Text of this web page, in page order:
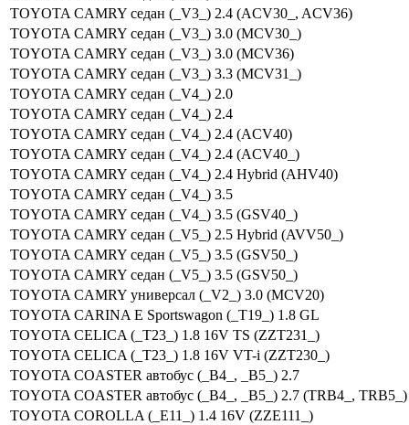
TOYOTA CAMRY седан (_V3_) 2.4 (ACV30_, ACV36)
TOYOTA CAMRY седан (_V3_) 3.0 (MCV30_)
TOYOTA CAMRY седан (_V3_) 3.0 (MCV36)
TOYOTA CAMRY седан (_V3_) 3.3 (MCV31_)
TOYOTA CAMRY седан (_V4_) 2.0
TOYOTA CAMRY седан (_V4_) 2.4
TOYOTA CAMRY седан (_V4_) 2.4 (ACV40)
TOYOTA CAMRY седан (_V4_) 2.4 (ACV40_)
TOYOTA CAMRY седан (_V4_) 2.4 Hybrid (AHV40)
TOYOTA CAMRY седан (_V4_) 3.5
TOYOTA CAMRY седан (_V4_) 3.5 (GSV40_)
TOYOTA CAMRY седан (_V5_) 2.5 Hybrid (AVV50_)
TOYOTA CAMRY седан (_V5_) 3.5 (GSV50_)
TOYOTA CAMRY седан (_V5_) 3.5 (GSV50_)
TOYOTA CAMRY универсал (_V2_) 3.0 (MCV20)
TOYOTA CARINA E Sportswagon (_T19_) 1.8 GL
TOYOTA CELICA (_T23_) 1.8 16V TS (ZZT231_)
TOYOTA CELICA (_T23_) 1.8 16V VT-i (ZZT230_)
TOYOTA COASTER автобус (_B4_, _B5_) 2.7
TOYOTA COASTER автобус (_B4_, _B5_) 2.7 (TRB4_, TRB5_)
TOYOTA COROLLA (_E11_) 1.4 16V (ZZE111_)